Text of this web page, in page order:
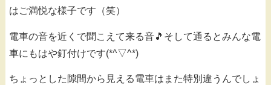
はご満悦な様子です（笑）
電車の音を近くで聞こえて来る音🎵そして通るとみんな電
車にもはや釘付けです(*^▽^*)
ちょっとした隙間から見える電車はまた特別違うんでしょ